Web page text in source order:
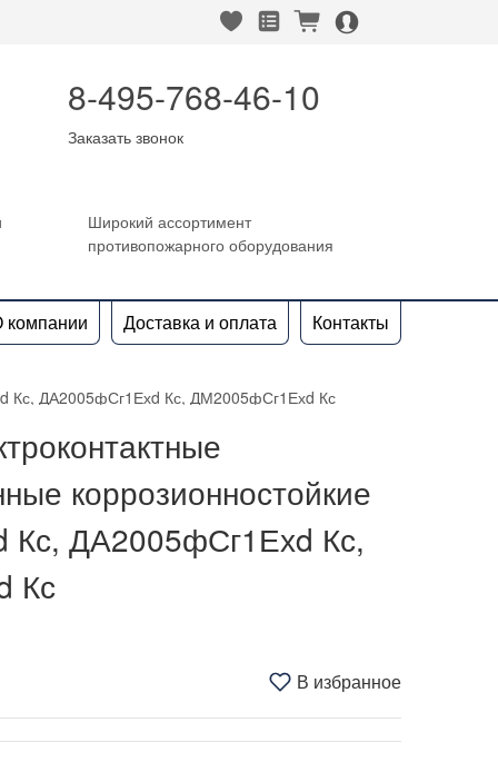
heart_fill square_favorites_fill cart_fill person_alt_circle_fill
8-495-768-46-10
Заказать звонок
Широкий ассортимент
противопожарного оборудования
компании Доставка и оплата Контакты
Кс, ДА2005фСг1Ехd Кс, ДМ2005фСг1Ехd Кс
коррозионностойкие
ДА2005фСг1Ехd Кс,
Кс
В избранное